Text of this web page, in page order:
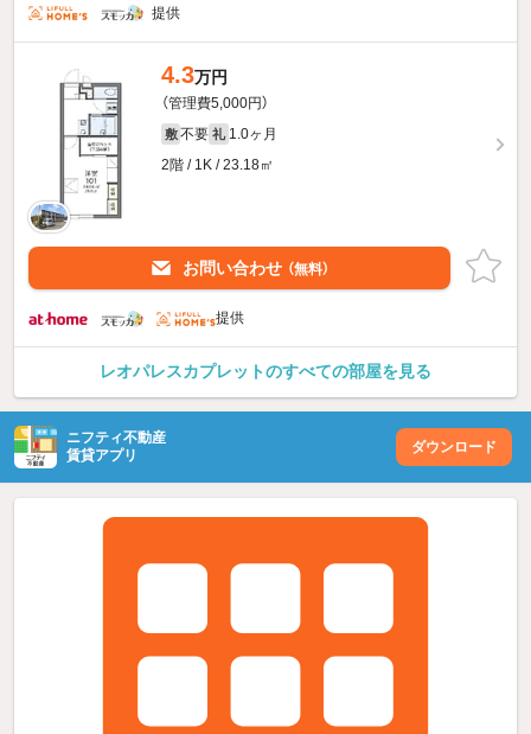
提供
4.3万円
（管理費5,000円）
敷 不要 礼 1.0ヶ月
2階 / 1K / 23.18㎡
お問い合わせ （無料）
提供
レオパレスカプレットのすべての部屋を見る
ニフティ不動産
賃貸アプリ
ダウンロード